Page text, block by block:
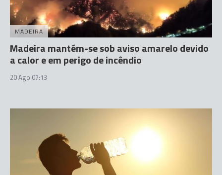
MADEIRA
Madeira mantém-se sob aviso amarelo devido
a calor e em perigo de incêndio
20 Ago 07:13